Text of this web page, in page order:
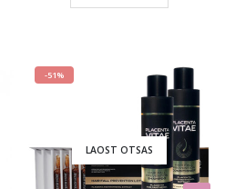
VAATA
-51%
LAOST OTSAS